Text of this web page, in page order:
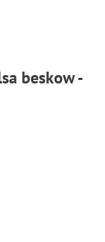
beskow -